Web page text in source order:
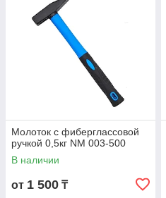
Молоток c фиберглассовой
ручкой 0,5кг NM 003-500
В наличии
от 1 500 ₸